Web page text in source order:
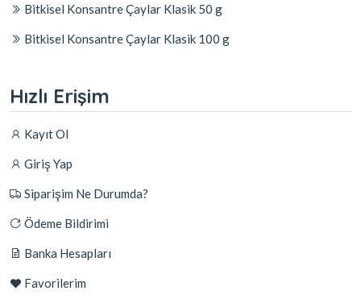
Bitkisel Konsantre Çaylar Klasik 50 g
Bitkisel Konsantre Çaylar Klasik 100 g
Hızlı Erişim
Kayıt Ol
Giriş Yap
Siparişim Ne Durumda?
Ödeme Bildirimi
Banka Hesapları
Favorilerim